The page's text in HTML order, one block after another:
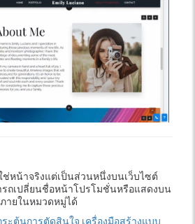
หน้าจริงแต่เป็นส่วนหนึ่งบนเว็บไซต์
ถเปลี่ยนชื่อหน้าโปรโมชั่นหรือแสดงบน
ายในหมวดหมู่ได้